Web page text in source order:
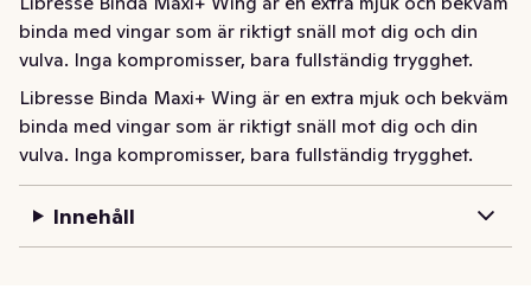
binda med vingar som är riktigt snäll mot dig och din
vulva. Inga kompromisser, bara fullständig trygghet.
Libresse Binda Maxi+ Wing är en extra mjuk och bekväm
binda med vingar som är riktigt snäll mot dig och din
vulva. Inga kompromisser, bara fullständig trygghet.
Innehåll